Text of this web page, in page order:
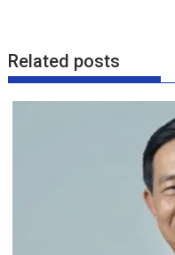
Related posts